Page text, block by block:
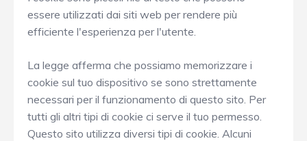
essere utilizzati dai siti web per rendere più
efficiente l'esperienza per l'utente.
La legge afferma che possiamo memorizzare i
cookie sul tuo dispositivo se sono strettamente
necessari per il funzionamento di questo sito. Per
tutti gli altri tipi di cookie ci serve il tuo permesso.
Questo sito utilizza diversi tipi di cookie. Alcuni